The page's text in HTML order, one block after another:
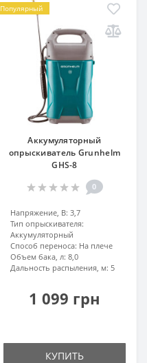
Популярный
Аккумуляторный
опрыскиватель Grunhelm
GHS-8
0
Напряжение, В: 3,7
Тип опрыскивателя:
Аккумуляторный
Способ переноса: На плече
Объем бака, л: 8,0
Дальность распыления, м: 5
1 099 грн
КУПИТЬ